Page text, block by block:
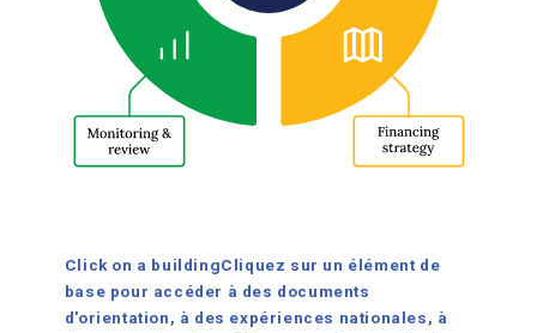
Click on a buildingCliquez sur un élément de
base pour accéder à des documents
d'orientation, à des expériences nationales, à